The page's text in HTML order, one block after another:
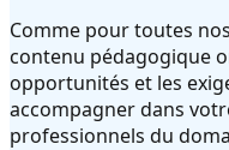
Comme pour toutes
contenu pédagogique
opportunités et les
accompagner dans
professionnels du